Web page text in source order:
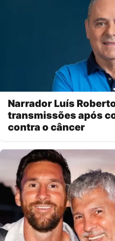
Narrador Luís
transmissões após
contra o câncer